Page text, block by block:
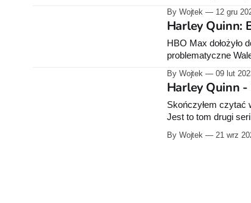
Warner Bros.
By Wojtek 12 gru
Harley Quinn:
HBO Max dołożyło
problematyczne
uczcić ich pierwsze
City,
By Wojtek 09 lut
Harley Quinn -
Skończyłem czytać
Jest to tom drugi
jakimś specjalnym
By Wojtek 21 wrz